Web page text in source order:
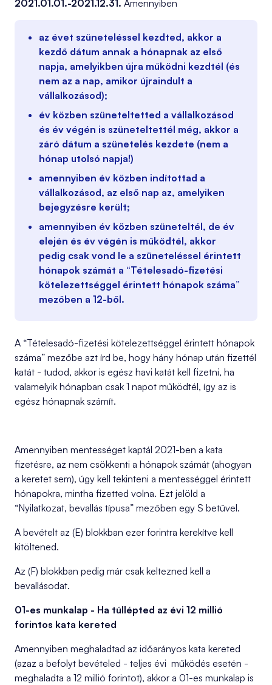
2021.01.01.-2021.12.31. Amennyiben
az évet szüneteléssel kezdted, akkor a
kezdő dátum annak a hónapnak az első
napja, amelyikben újra működni kezdtél (és
nem az a nap, amikor újraindult a
vállalkozásod);
év közben szüneteltetted a vállalkozásod
és év végén is szüneteltettél még, akkor a
záró dátum a szünetelés kezdete (nem a
hónap utolsó napja!)
amennyiben év közben indítottad a
vállalkozásod, az első nap az, amelyiken
bejegyzésre került;
amennyiben év közben szüneteltél, de év
elején és év végén is működtél, akkor
pedig csak vond le a szüneteléssel érintett
hónapok számát a “Tételesadó-fizetési
kötelezettséggel érintett hónapok száma”
mezőben a 12-ből.
A “Tételesadó-fizetési kötelezettséggel érintett hónapok
száma” mezőbe azt írd be, hogy hány hónap után fizettél
katát - tudod, akkor is egész havi katát kell fizetni, ha
valamelyik hónapban csak 1 napot működtél, így az is
egész hónapnak számít.
Amennyiben mentességet kaptál 2021-ben a kata
fizetésre, az nem csökkenti a hónapok számát (ahogyan
a keretet sem), úgy kell tekinteni a mentességgel érintett
hónapokra, mintha fizetted volna. Ezt jelöld a
“Nyilatkozat, bevallás típusa” mezőben egy S betűvel.
A bevételt az (E) blokkban ezer forintra kerekítve kell
kitöltened.
Az (F) blokkban pedig már csak keltezned kell a
bevallásodat.
01-es munkalap - Ha túllépted az évi 12 millió
forintos kata kereted
Amennyiben meghaladtad az időarányos kata kereted
(azaz a befolyt bevételed - teljes évi működés esetén -
meghaladta a 12 millió forintot), akkor a 01-es munkalap is